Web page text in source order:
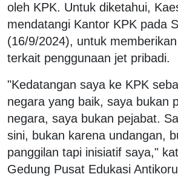
oleh KPK. Untuk diketahui,
mendatangi Kantor KPK pada
(16/9/2024), untuk
terkait penggunaan jet pribadi.
"Kedatangan saya ke KPK
negara yang baik, saya bukan
negara, saya bukan pejabat.
sini, bukan karena undangan,
panggilan tapi inisiatif saya,"
Gedung Pusat Edukasi